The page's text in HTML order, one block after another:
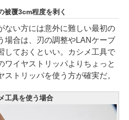
被覆3cm程度を剥く
い方には意外に難しい最初の
場合は、刃の調整やLANケーブ
しておくといい。カシメ工具で
ワイヤストリッパよりちょっと
トリッパを使う方が確実だ。
工具を使う場合